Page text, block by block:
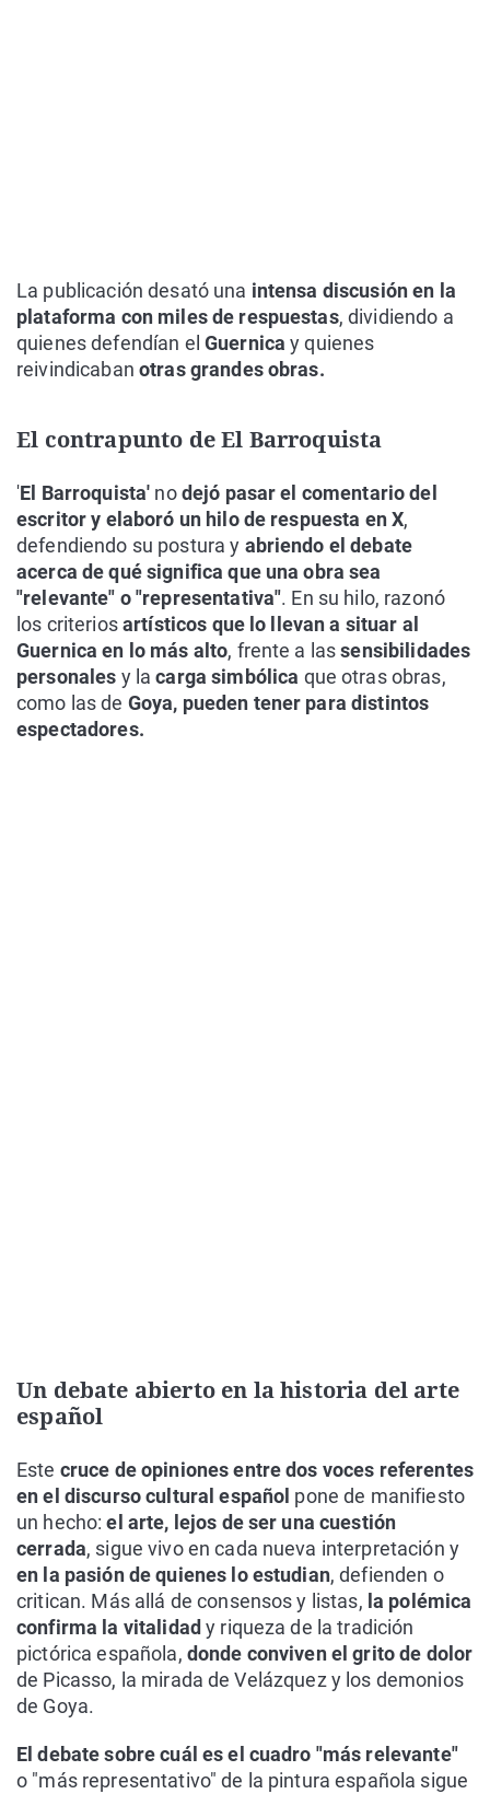
La publicación desató una intensa discusión en la
plataforma con miles de respuestas, dividiendo a
quienes defendían el Guernicay quienes
reivindicaban otras grandes obras.
El contrapunto de El Barroquista
'El Barroquista' nodejó pasar el comentario del
escritor y elaboró un hilo de respuesta en X,
defendiendo su postura y abriendo el debate
acerca de qué significa que una obra sea
"relevante" o "representativa". En su hilo, razonó
los criteriosartísticos que lo llevan a situar al
Guernica en lo más alto, frente a lassensibilidades
personales y lacarga simbólica que otras obras,
como las de Goya, pueden tener para distintos
espectadores.
Un debate abierto en la historia del arte
español
Este cruce de opiniones entre dos voces referentes
en el discurso cultural español pone de manifiesto
un hecho: el arte, lejos de ser una cuestión
cerrada, sigue vivo en cada nueva interpretación y
en la pasión de quienes lo estudian, defienden o
critican. Más allá de consensos y listas, la polémica
confirma la vitalidad y riqueza de la tradición
pictórica española, donde conviven el grito de dolor
de Picasso, la mirada de Velázquez y los demonios
de Goya.
El debate sobre cuál es el cuadro "más relevante"
o "más representativo" de la pintura española sigue